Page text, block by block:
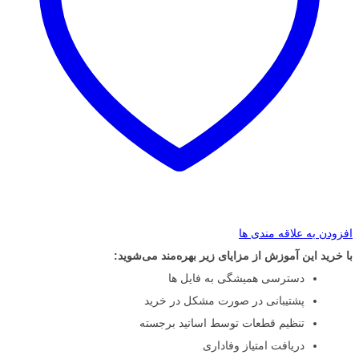
افزودن به علاقه مندی ها
با خرید این آموزش از مزایای زیر بهره‌مند می‌شوید:
دسترسی همیشگی به فایل ها
پشتیبانی در صورت مشکل در خرید
تنظیم قطعات توسط اساتید برجسته
دریافت امتیاز وفاداری